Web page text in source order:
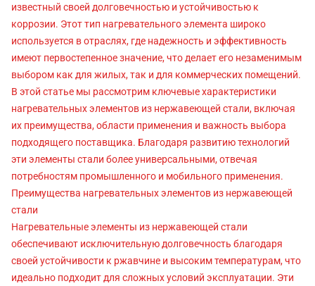
известный своей долговечностью и устойчивостью к
коррозии. Этот тип нагревательного элемента широко
используется в отраслях, где надежность и эффективность
имеют первостепенное значение, что делает его незаменимым
выбором как для жилых, так и для коммерческих помещений.
В этой статье мы рассмотрим ключевые характеристики
нагревательных элементов из нержавеющей стали, включая
их преимущества, области применения и важность выбора
подходящего поставщика. Благодаря развитию технологий
эти элементы стали более универсальными, отвечая
потребностям промышленного и мобильного применения.
Преимущества нагревательных элементов из нержавеющей
стали
Нагревательные элементы из нержавеющей стали
обеспечивают исключительную долговечность благодаря
своей устойчивости к ржавчине и высоким температурам, что
идеально подходит для сложных условий эксплуатации. Эти